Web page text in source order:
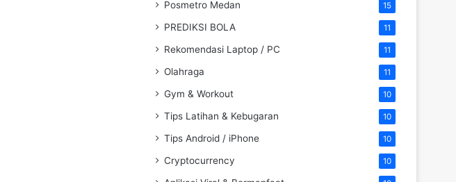
Posmetro Medan 15
PREDIKSI BOLA 11
Rekomendasi Laptop / PC 11
Olahraga 11
Gym & Workout 10
Tips Latihan & Kebugaran 10
Tips Android / iPhone 10
Cryptocurrency 10